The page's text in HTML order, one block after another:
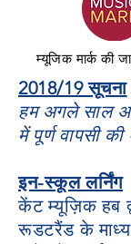
म्यूजिक मार्क की
2018/19 सूचना
हम अगले साल
में पूर्ण वापसी
इन-स्कूल लर्निंग
केंट म्यूज़िक हब
रूडटरैंड के